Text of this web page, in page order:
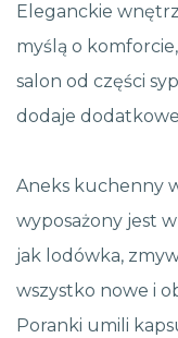
Eleganckie
myślą o
salon od części
dodaje
Aneks kuchenny
wyposażony jest
jak lodówka,
wszystko nowe i
Poranki umili